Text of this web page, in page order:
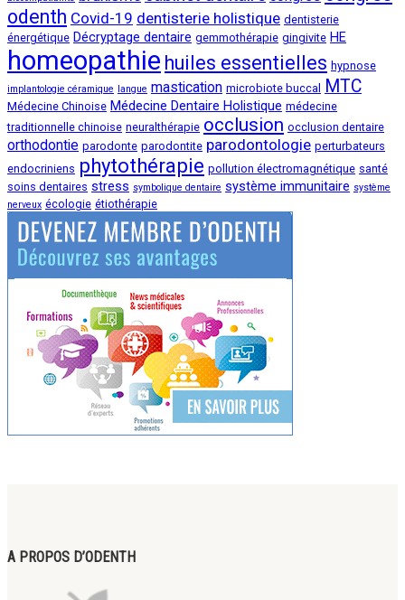
odenth Covid-19 dentisterie holistique dentisterie
énergétique Décryptage dentaire gemmothérapie gingivite HE
homeopathie huiles essentielles hypnose
implantologie céramique langue mastication microbiote buccal MTC
Médecine Chinoise Médecine Dentaire Holistique médecine
traditionnelle chinoise neuralthérapie occlusion occlusion dentaire
orthodontie parodonte parodontite parodontologie perturbateurs
endocriniens phytothérapie pollution électromagnétique santé
soins dentaires stress symbolique dentaire système immunitaire système
nerveux écologie étiothérapie
A PROPOS D’ODENTH